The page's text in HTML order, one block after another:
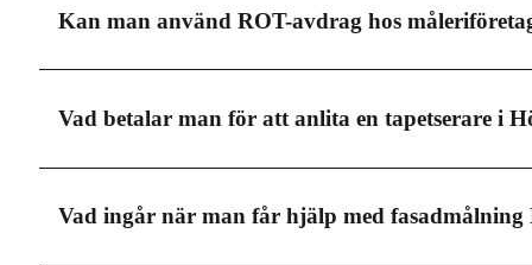
Målare i Högdalen tar lite olika pris beroende på
mycket som mellan 600-700 kronor i timmen. Men i
och det är viktigt att du anlitar en seriös firma, där
Kan man använd ROT-avdrag hos
Måleri i Högdalen erbjuder dig möjligheten att göra
typer av tjänster. Detta är också någonting som
det kan däremot vara värt att nämna till vald
Vad betalar man för att anlita en tapetserare i
Den totala kostnaden för att få tapeten
000-4 000 kronor. Men utöver detta behöver du
Vad ingår när man får hjälp med fasadmålning